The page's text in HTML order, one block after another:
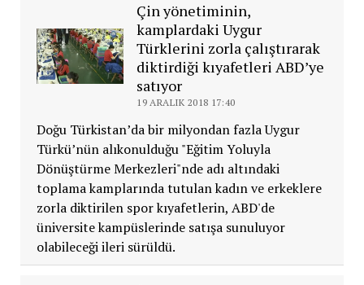
Çin yönetiminin,
kamplardaki Uygur
Türklerini zorla çalıştırarak
diktirdiği kıyafetleri ABD’ye
satıyor
19 ARALIK 2018 17:40
Doğu Türkistan’da bir milyondan fazla Uygur
Türkü’nün alıkonulduğu "Eğitim Yoluyla
Dönüştürme Merkezleri"nde adı altındaki
toplama kamplarında tutulan kadın ve erkeklere
zorla diktirilen spor kıyafetlerin, ABD'de
üniversite kampüslerinde satışa sunuluyor
olabileceği ileri sürüldü.